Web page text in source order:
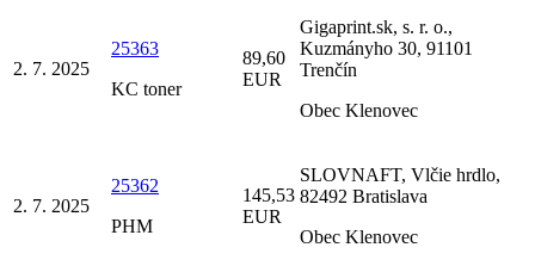
2. 7. 2025
25363
KC toner
89,60
EUR
Gigaprint.sk, s. r. o.,
Kuzmányho 30, 91101
Trenčín
Obec Klenovec
2. 7. 2025
25362
PHM
145,53
EUR
SLOVNAFT, Vlčie hrdlo,
82492 Bratislava
Obec Klenovec